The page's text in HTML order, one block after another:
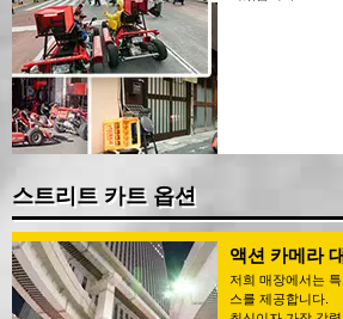
스트리트 카트 옵션
액션 카메라
저희 매장에서는
스를 제공합니다.